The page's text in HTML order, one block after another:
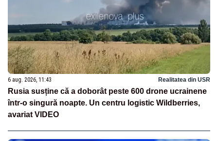
6 aug. 2026, 11:43 Realitatea din USR
Rusia susține că a doborât peste 600 drone ucrainene
într-o singură noapte. Un centru logistic Wildberries,
avariat VIDEO